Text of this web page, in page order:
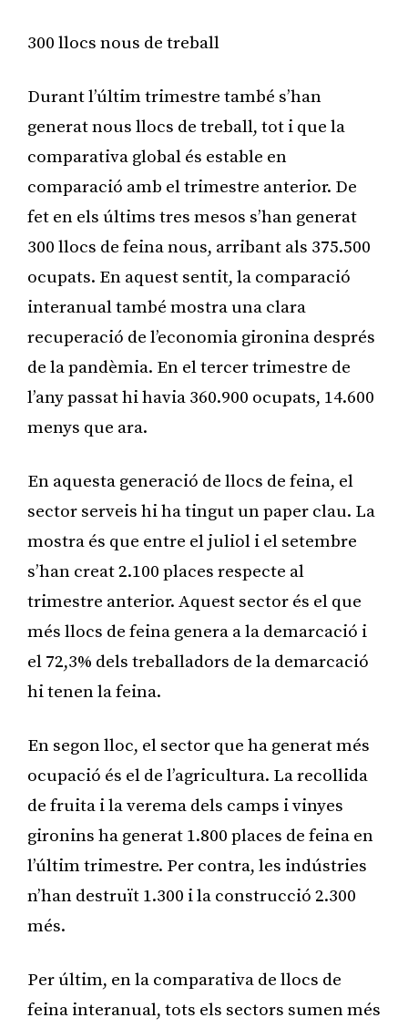
300 llocs nous de treball
Durant l’últim trimestre també s’han
generat nous llocs de treball, tot i que la
comparativa global és estable en
comparació amb el trimestre anterior. De
fet en els últims tres mesos s’han generat
300 llocs de feina nous, arribant als 375.500
ocupats. En aquest sentit, la comparació
interanual també mostra una clara
recuperació de l’economia gironina després
de la pandèmia. En el tercer trimestre de
l’any passat hi havia 360.900 ocupats, 14.600
menys que ara.
En aquesta generació de llocs de feina, el
sector serveis hi ha tingut un paper clau. La
mostra és que entre el juliol i el setembre
s’han creat 2.100 places respecte al
trimestre anterior. Aquest sector és el que
més llocs de feina genera a la demarcació i
el 72,3% dels treballadors de la demarcació
hi tenen la feina.
En segon lloc, el sector que ha generat més
ocupació és el de l’agricultura. La recollida
de fruita i la verema dels camps i vinyes
gironins ha generat 1.800 places de feina en
l’últim trimestre. Per contra, les indústries
n’han destruït 1.300 i la construcció 2.300
més.
Per últim, en la comparativa de llocs de
feina interanual, tots els sectors sumen més